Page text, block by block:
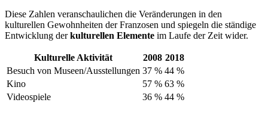
Diese Zahlen veranschaulichen die Veränderungen in den
kulturellen Gewohnheiten der Franzosen und spiegeln die ständige
Entwicklung derkulturellen Elemente im Laufe der Zeit wider.
Kulturelle Aktivität 2008 2018
Besuch von Museen/Ausstellungen 37 % 44 %
Kino
57 % 63 %
Videospiele
36 % 44 %